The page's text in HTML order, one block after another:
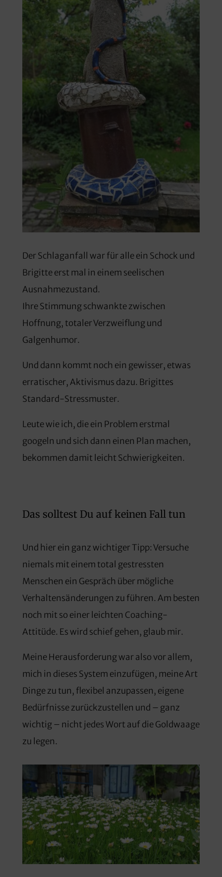
Der Schlaganfall war für alle ein Schock und
Brigitte erst mal in einem seelischen
Ausnahmezustand.
Ihre Stimmung schwankte zwischen
Hoffnung, totaler Verzweiflung und
Galgenhumor.
Und dann kommt noch ein gewisser, etwas
erratischer, Aktivismus dazu. Brigittes
Standard-Stressmuster.
Leute wie ich, die ein Problem erstmal
googeln und sich dann einen Plan machen,
bekommen damit leicht Schwierigkeiten.
Das solltest Du auf keinen Fall tun
Und hier ein ganz wichtiger Tipp: Versuche
niemals mit einem total gestressten
Menschen ein Gespräch über mögliche
Verhaltensänderungen zu führen. Am besten
noch mit so einer leichten Coaching-
Attitüde. Es wird schief gehen, glaub mir.
Meine Herausforderung war also vor allem,
mich in dieses System einzufügen, meine Art
Dinge zu tun, flexibel anzupassen, eigene
Bedürfnisse zurückzustellen und – ganz
wichtig – nicht jedes Wort auf die Goldwaage
zu legen.